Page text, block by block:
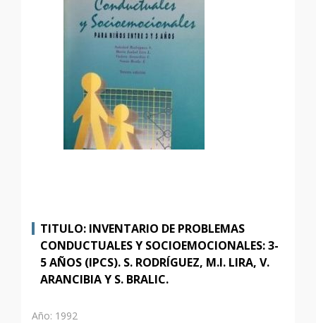
TITULO: INVENTARIO DE PROBLEMAS
CONDUCTUALES Y SOCIOEMOCIONALES: 3-
5 AÑOS (IPCS). S. RODRÍGUEZ, M.I. LIRA, V.
ARANCIBIA Y S. BRALIC.
Año: 1992